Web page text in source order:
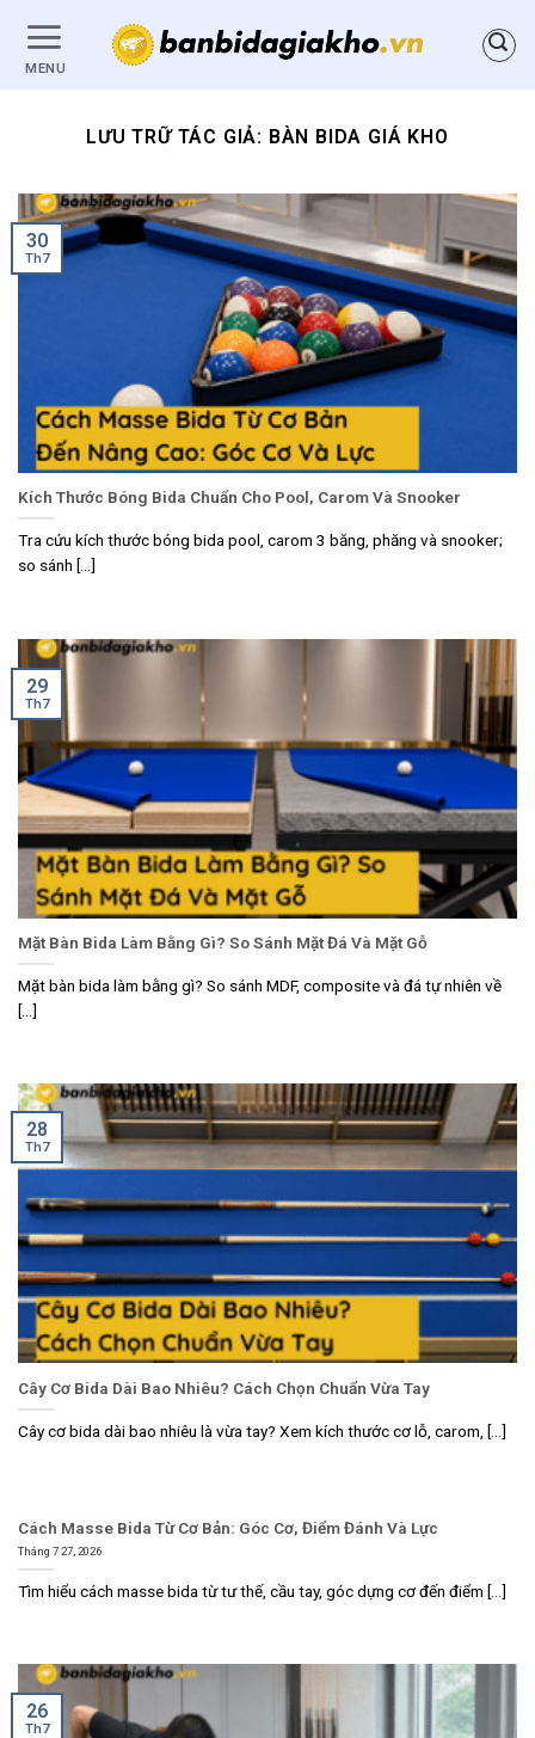
qua
MENU
LƯU TRỮ TÁC GIẢ: BÀN BIDA GIÁ KHO
Kích Thước Bóng Bida Chuẩn Cho Pool, Carom Và Snooker
Tra cứu kích thước bóng bida pool, carom 3 băng, phăng và snooker;
so sánh [...]
30
Th7
Mặt Bàn Bida Làm Bằng Gì? So Sánh Mặt Đá Và Mặt Gỗ
Mặt bàn bida làm bằng gì? So sánh MDF, composite và đá tự nhiên về
[...]
29
Th7
Cây Cơ Bida Dài Bao Nhiêu? Cách Chọn Chuẩn Vừa Tay
Cây cơ bida dài bao nhiêu là vừa tay? Xem kích thước cơ lỗ, carom, [...]
28
Th7
Cách Masse Bida Từ Cơ Bản: Góc Cơ, Điểm Đánh Và Lực
Tháng 7 27, 2026
Tìm hiểu cách masse bida từ tư thế, cầu tay, góc dựng cơ đến điểm [...]
26
Th7